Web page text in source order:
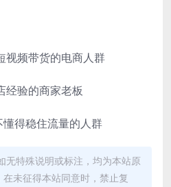
视频带货的电商人群
经验的商家老板
得稳住流量的人群
无特殊说明或标注，均为本站原
未征得本站同意时，禁止复